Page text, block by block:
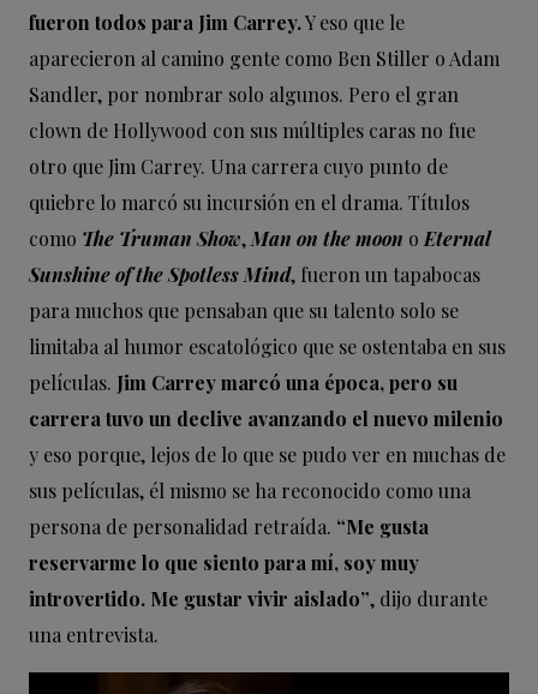
fueron todos para Jim Carrey.Y eso que le
aparecieron al camino gente como Ben Stiller o Adam
Sandler, por nombrar solo algunos. Pero el gran
clown de Hollywood con sus múltiples caras no fue
otro que Jim Carrey. Una carrera cuyo punto de
quiebre lo marcó su incursión en el drama. Títulos
como The Truman Show, Man on the moon o Eternal
Sunshine of the Spotless Mind, fueron un tapabocas
para muchos que pensaban que su talento solo se
limitaba al humor escatológico que se ostentaba en sus
películas. Jim Carrey marcó una época, pero su
carrera tuvo un declive avanzando el nuevo milenio
y eso porque, lejos de lo que se pudo ver en muchas de
sus películas, él mismo se ha reconocido como una
persona de personalidad retraída. “Me gusta
reservarme lo que siento para mí, soy muy
introvertido. Me gustar vivir aislado”, dijo durante
una entrevista.